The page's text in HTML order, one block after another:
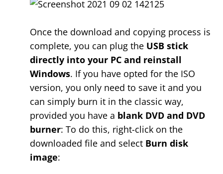
Once the download and copying process is
complete, you can plug the USB stick
directly into your PC and reinstall
Windows. If you have opted for the ISO
version, you only need to save it and you
can simply burn it in the classic way,
provided you have a blank DVD and DVD
burner: To do this, right-click on the
downloaded file and select Burn disk
image: